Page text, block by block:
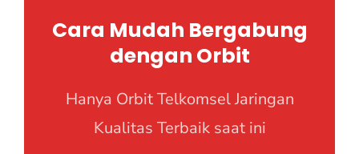
Cara Mudah Bergabung
dengan Orbit
Hanya Orbit Telkomsel Jaringan
Kualitas Terbaik saat ini